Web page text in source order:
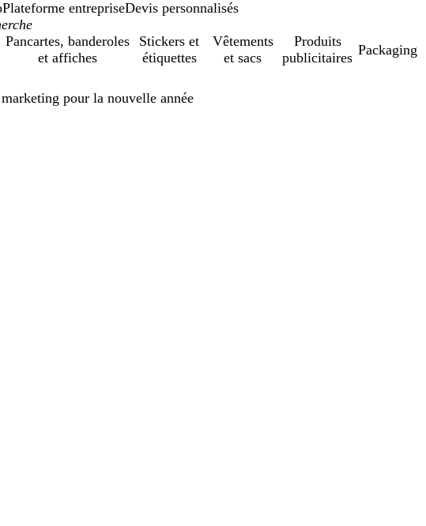
Plateforme entrepriseDevis personnalisés
Pancartes, banderoles
et affiches
Stickers et
étiquettes
Vêtements
et sacs
Produits
publicitaires
Packaging
pour la nouvelle année